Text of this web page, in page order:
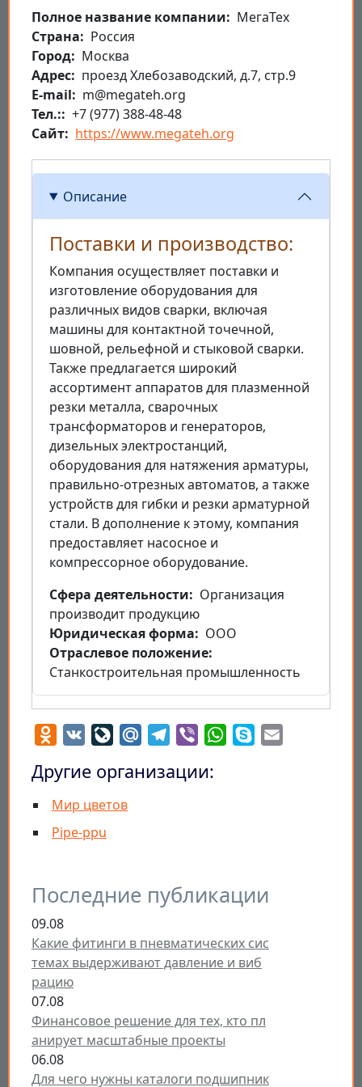
Последние публикации
09.08
Какие фитинги в пневматических сис
темах выдерживают давление и виб
рацию
07.08
Финансовое решение для тех, кто пл
анирует масштабные проекты
06.08
Для чего нужны каталоги подшипник
Полное название компании
МегаТех
Страна
Россия
Город
Москва
Aдрес
проезд Хлебозаводский, д.7, стр.9
E-mail
m@megateh.org
Тел.:
+7 (977) 388-48-48
Сайт
https://www.megateh.org
Описание
Поставки и производство:
Компания осуществляет поставки и
изготовление оборудования для
различных видов сварки, включая
машины для контактной точечной,
шовной, рельефной и стыковой сварки.
Также предлагается широкий
ассортимент аппаратов для плазменной
резки металла, сварочных
трансформаторов и генераторов,
дизельных электростанций,
оборудования для натяжения арматуры,
правильно-отрезных автоматов, а также
устройств для гибки и резки арматурной
стали. В дополнение к этому, компания
предоставляет насосное и
компрессорное оборудование.
Cфера деятельности
Организация
производит продукцию
Юридическая форма
ООО
Отраслевое положение
Станкостроительная промышленность
Odnoklassniki
VK LiveJournal
Mail.RuTelegram
Viber WhatsApp
Skype
Другие организации:
Мир цветов
Pipe-ppu